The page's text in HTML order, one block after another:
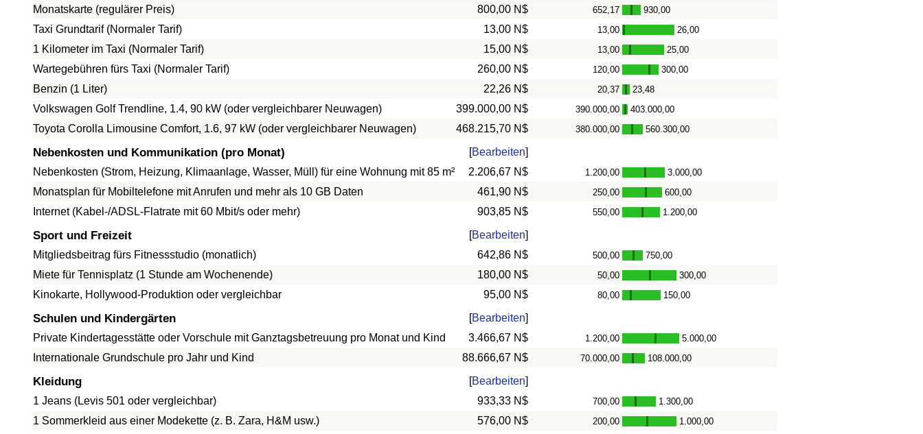
Monatskarte (regulärer Preis) 800,00 N$ 652,17 - 930,00
Taxi Grundtarif (Normaler Tarif) 13,00 N$ 13,00 - 26,00
1 Kilometer im Taxi (Normaler Tarif) 15,00 N$ 13,00 - 25,00
Wartegebühren fürs Taxi (Normaler Tarif) 260,00 N$ 120,00 - 300,00
Benzin (1 Liter) 22,26 N$ 20,37 - 23,48
Volkswagen Golf Trendline, 1.4, 90 kW (oder vergleichbarer Neuwagen) 399.000,00 N$ 390.000,00 - 403.000,00
Toyota Corolla Limousine Comfort, 1.6, 97 kW (oder vergleichbarer Neuwagen) 468.215,70 N$ 380.000,00 - 560.300,00
Nebenkosten und Kommunikation (pro Monat) [Bearbeiten]
Nebenkosten (Strom, Heizung, Klimaanlage, Wasser, Müll) für eine Wohnung mit 85 m²
2.206,67 N$ 1.200,00 - 3.000,00
Monatsplan für Mobiltelefone mit Anrufen und mehr als 10 GB Daten 461,90 N$ 250,00 - 600,00
Internet (Kabel-/ADSL-Flatrate mit 60 Mbit/s oder mehr) 903,85 N$ 550,00 - 1.200,00
Sport und Freizeit [Bearbeiten]
Mitgliedsbeitrag fürs Fitnessstudio (monatlich)
642,86 N$ 500,00 - 750,00
Miete für Tennisplatz (1 Stunde am Wochenende) 180,00 N$ 50,00 - 300,00
Kinokarte, Hollywood-Produktion oder vergleichbar 95,00 N$ 80,00 - 150,00
Schulen und Kindergärten [Bearbeiten]
Private Kindertagesstätte oder Vorschule mit Ganztagsbetreuung pro Monat und Kind
3.466,67 N$ 1.200,00 - 5.000,00
Internationale Grundschule pro Jahr und Kind 88.666,67 N$ 70.000,00 - 108.000,00
Kleidung [Bearbeiten]
1 Jeans (Levis 501 oder vergleichbar)
933,33 N$ 700,00 - 1.300,00
1 Sommerkleid aus einer Modekette (z. B. Zara, H&M usw.) 576,00 N$ 200,00 - 1.000,00